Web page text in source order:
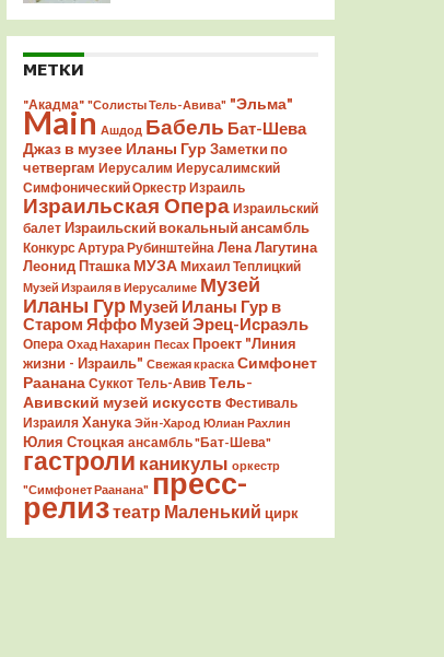
МЕТКИ
"Акадма" "Солисты Тель-Авива" "Эльма"
Main Ашдод Бабель Бат-Шева
Джаз в музее Иланы Гур Заметки по
четвергам Иерусалим Иерусалимский
Симфонический Оркестр Израиль
Израильская Опера Израильский
балет Израильский вокальный ансамбль
Конкурс Артура Рубинштейна Лена Лагутина
Леонид Пташка МУЗА Михаил Теплицкий
Музей Израиля в Иерусалиме Музей
Иланы Гур Музей Иланы Гур в
Старом Яффо Музей Эрец-Исраэль
Опера Охад Нахарин Песах Проект "Линия
жизни - Израиль" Свежая краска Симфонет
Раанана Суккот Тель-Авив Тель-
Авивский музей искусств Фестиваль
Израиля Ханука Эйн-Харод Юлиан Рахлин
Юлия Стоцкая ансамбль "Бат-Шева"
гастроли каникулы оркестр
"Симфонет Раанана" пресс-
релизтеатр Маленький цирк